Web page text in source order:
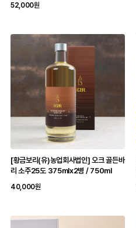
52,000원
[황금보리(유)농업회사법인] 오크 골든바
리 소주25도 375mlx2병 / 750ml
40,000원